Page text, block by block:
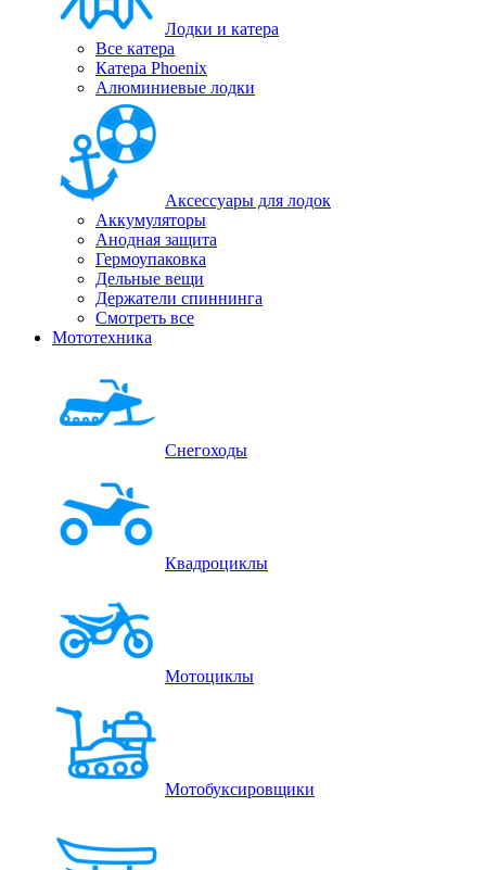
Лодки и катера
Все катера
Катера Phoenix
Алюминиевые лодки
Аксессуары для лодок
Аккумуляторы
Анодная защита
Гермоупаковка
Дельные вещи
Держатели спиннинга
Смотреть все
Мототехника
Снегоходы
Квадроциклы
Мотоциклы
Мотобуксировщики